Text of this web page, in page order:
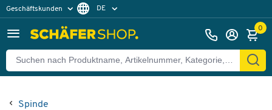
Geschäftskunden DE
0
Spinde